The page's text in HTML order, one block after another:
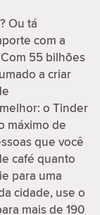
Ou tá
com a
55 bilhões
a criar
o Tinder
máximo de
que você
café quanto
para uma
cidade, use o
mais de 190